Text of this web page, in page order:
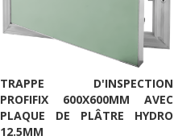
TRAPPE D'INSPECTION
PROFIFIX 600X600MM AVEC
PLAQUE DE PLÂTRE HYDRO
12.5MM